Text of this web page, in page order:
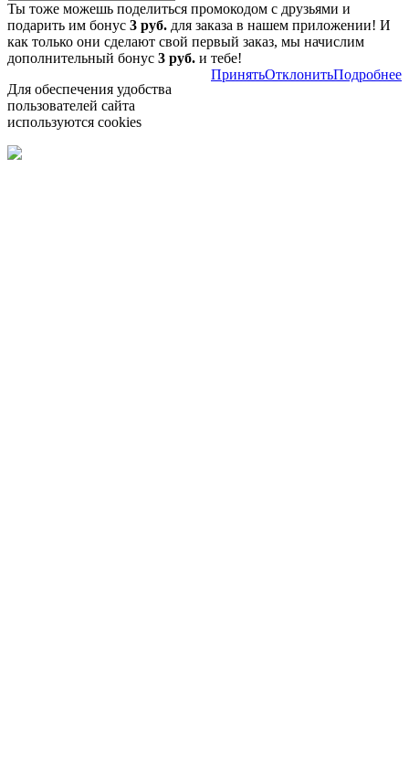
Ты тоже можешь поделиться промокодом с друзьями и
подарить им бонус 3 руб. для заказа в нашем приложении! И
как только они сделают свой первый заказ, мы начислим
дополнительный бонус 3 руб. и тебе!
Для обеспечения удобства
пользователей сайта
используются cookies
ПринятьОтклонитьПодробнее